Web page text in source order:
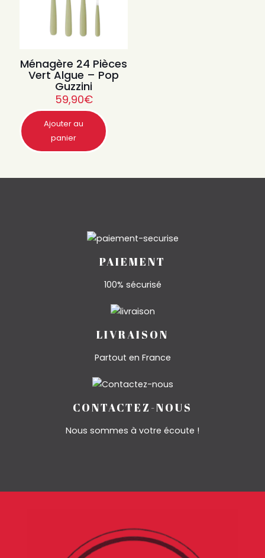
Ménagère 24 Pièces
Vert Algue – Pop
Guzzini
59,90€
Ajouter au
panier
PAIEMENT
100% sécurisé
LIVRAISON
Partout en France
CONTACTEZ-NOUS
Nous sommes à votre écoute !